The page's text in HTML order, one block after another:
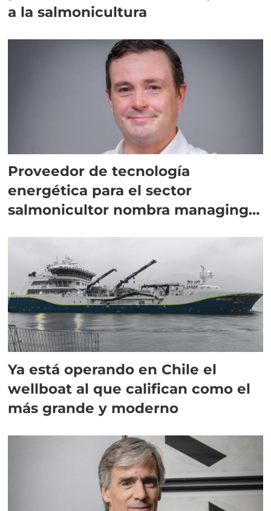
a la salmonicultura
Proveedor de tecnología
energética para el sector
salmonicultor nombra managing
Ya está operando en Chile el
wellboat al que califican como el
más grande y moderno